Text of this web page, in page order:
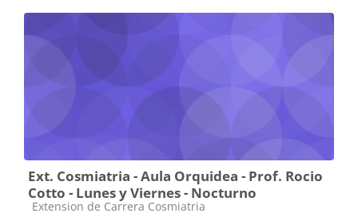
Ext. Cosmiatria - Aula Orquidea - Prof. Rocio
Cotto - Lunes y Viernes - Nocturno
Categoría de cursos
Extension de Carrera Cosmiatria